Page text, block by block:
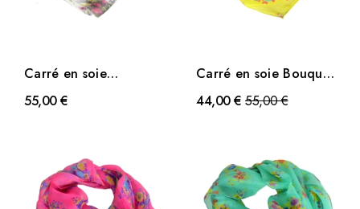
Carré en soie
Romantique rose
55,00 €
Carré en soie Bouquet
jaune
44,00 € Prix
55,00 €